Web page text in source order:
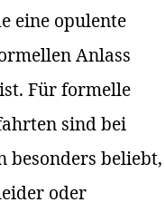
eine opulente
Anlass
Für formelle
sind bei
besonders beliebt,
oder